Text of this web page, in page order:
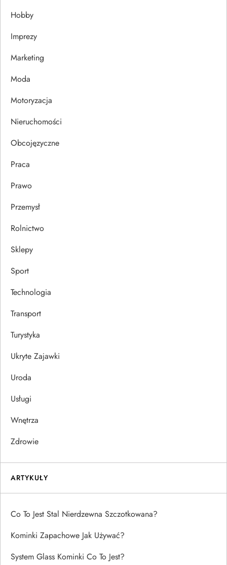
a
w
p
u
Hobby
Imprezy
Marketing
Moda
Motoryzacja
Nieruchomości
Obcojęzyczne
Praca
Prawo
Przemysł
Rolnictwo
Sklepy
Sport
Technologia
Transport
Turystyka
Ukryte Zajawki
Uroda
Usługi
Wnętrza
Zdrowie
ARTYKUŁY
Co To Jest Stal Nierdzewna Szczotkowana?
Kominki Zapachowe Jak Używać?
System Glass Kominki Co To Jest?